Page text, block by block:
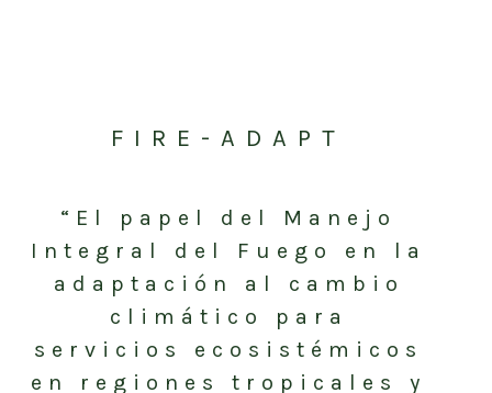
FIRE-ADAPT
“El papel del Manejo
Integral del Fuego en la
adaptación al cambio
climático para
servicios ecosistémicos
en regiones tropicales y